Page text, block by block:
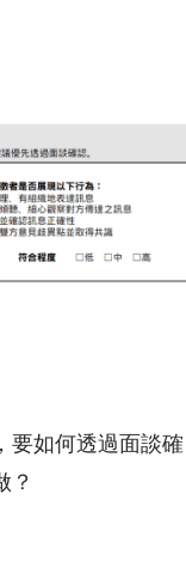
要如何透過面談確
？